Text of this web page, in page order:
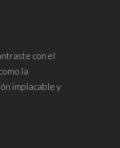
con el
la
implacable y